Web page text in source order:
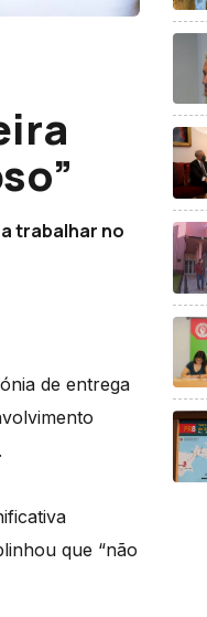
trabalhar no
de entrega
que “não